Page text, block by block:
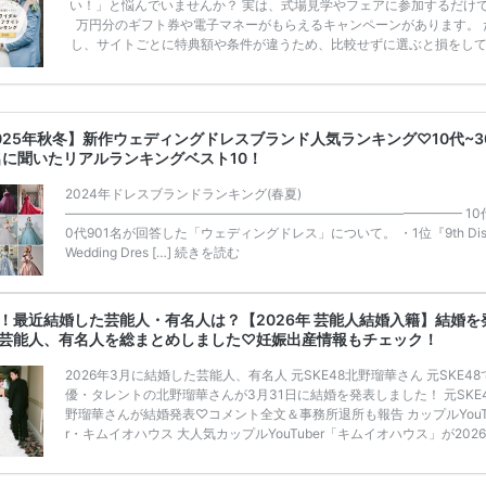
い！」と悩んでいませんか？ 実は、式場見学やフェアに参加するだけ
万円分のギフト券や電子マネーがもらえるキャンペーンがあります。
し、サイトごとに特典額や条件が違うため、比較せずに選ぶと損をし
ンペーン特典ランキングを公開！ 比較サイト：プラコレ、ゼクシィ、
補を絞れる「ウェディング診断」か、体験型 […]続きを読む
年秋冬】新作ウェディングドレスブランド人気ランキング♡10代
聞いたリアルランキングベスト10！
2024年ドレスブランドランキング(春夏)
——————————————————————————————– 10
0代901名が回答した「ウェディングドレス」について。 ・1位『9th
Wedding Dres […] 続きを読む
最近結婚した芸能人・有名人は？【2026年 芸能人結婚入籍】結婚を
能人、有名人を総まとめしました♡妊娠出産情報もチェック！
2026年3月に結婚した芸能人、有名人 元SKE48北野瑠華さん 元SKE48
優・タレントの北野瑠華さんが3月31日に結婚を発表しました！ 元
野瑠華さんが結婚発表♡コメント全文＆事務所退所も報告 カップル
r・キムイオハウス 大人気カップルYouTuber「キムイオハウス」が
日と報告しています。 YouTuber・キムイオハウスが結婚を発表！交際